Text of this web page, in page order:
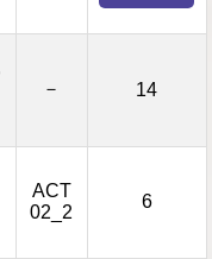
－ 14
ACT
02_2
6